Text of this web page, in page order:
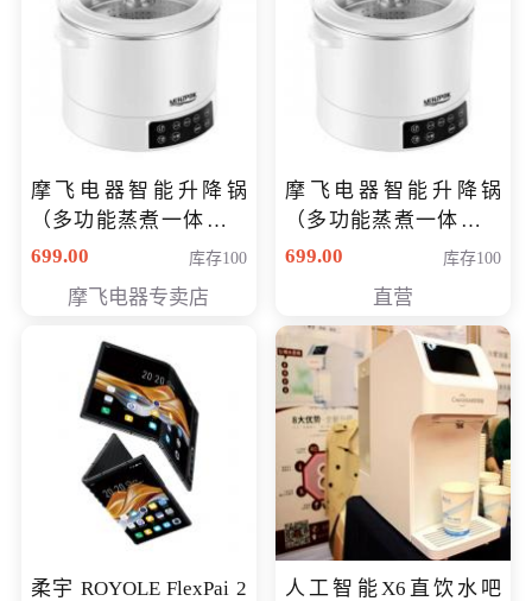
摩飞电器智能升降锅
（多功能蒸煮一体锅）
（智能升降养生锅） 会
699.00 库存100
摩飞电器专卖店
摩飞电器智能升降锅
（多功能蒸煮一体锅）
（智能升降养生锅） 会
699.00 库存100
直营
柔宇 ROYOLE FlexPai 2
人工智能X6直饮水吧